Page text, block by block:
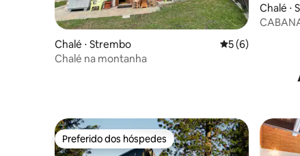
Chalé ⋅ Strembo 5 de uma
5 (6)
Chalé na montanha
Chalé ⋅
Preferido dos hóspedes
Preferido dos hóspedes